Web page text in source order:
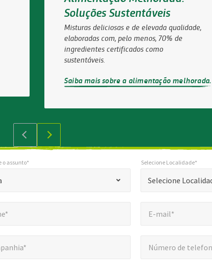
Soluções Sustentáveis
Misturas deliciosas e de elevada qualidade,
elaboradas com, pelo menos, 70% de
ingredientes certificados como
sustentáveis.
Saiba mais sobre a alimentação melhorada.
o assunto*
Selecione
Selecione Localidade*
E-mail*
Número de